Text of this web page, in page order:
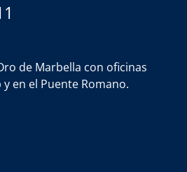
de Marbella con oficinas
en el Puente Romano.